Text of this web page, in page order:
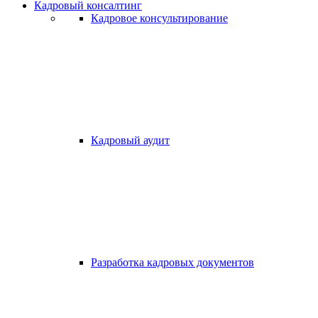
Кадровый консалтинг
Кадровое консультирование
Кадровый аудит
Разработка кадровых документов